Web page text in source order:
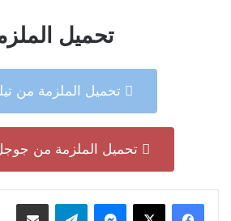
تحميل
تحميل الملزمة من
تحميل الملزمة من
ماسنجر تيلقرام مشاركة عبر البريد